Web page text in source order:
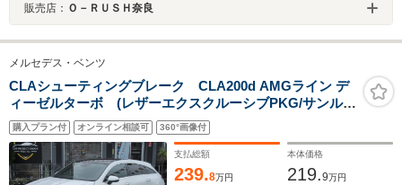
販売店： Ｏ－ＲＵＳＨ奈良
メルセデス・ベンツ
CLAシューティングブレーク CLA200d AMGライン デ
ィーゼルターボ (レザーエクスクルーシブPKG/サンルー
フ) パノラミックサンルーフ/ブルメスターサウンド/本革
シート/シートヒーター/電動ゲート/純正AMG18アル
ミ/HUD/前後ソナー/ワイヤレス充電/純正ナビ/フルセグ/全
周囲カメラ
購入プラン付 オンライン相談可 360°画像付
支払総額
239.8万円
本体価格
219.9万円